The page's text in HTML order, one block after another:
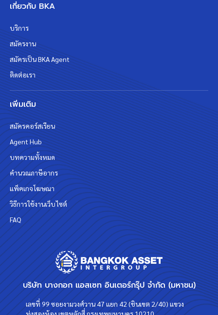
บริษัท บางกอก แอสเซท อินเตอร์กรุ๊ป จำกัด (มหาชน)
เลขที่ 99 ซอยงามวงศ์วาน 47 แยก 42 (ชินเขต 2/40) แขวง
เกี่ยวกับ BKA
บริการ
สมัครงาน
สมัครเป็น BKA Agent
ติดต่อเรา
เพิ่มเติม
สมัครคอร์สเรียน
Agent Hub
บทความทั้งหมด
คำนวณภาษีอากร
แพ็คเกจโฆษณา
วิธีการใช้งานเว็บไซต์
FAQ